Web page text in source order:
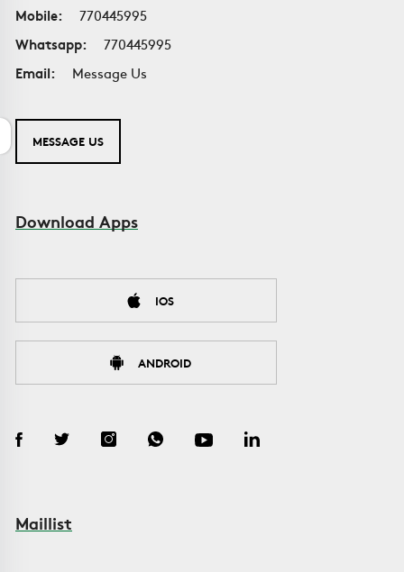
Mobile:
770445995
Whatsapp:
770445995
Email:
Message Us
MESSAGE US
Download Apps
IOS
ANDROID
Maillist